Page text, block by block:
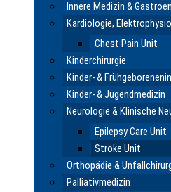
Innere Medizin &
Kardiologie,
Chest Pain Unit
Kinderchirurgie
Kinder- &
Kinder- & Jugendmedizin
Neurologie & Klinische
Epilepsy Care Unit
Stroke Unit
Orthopädie &
Palliativmedizin